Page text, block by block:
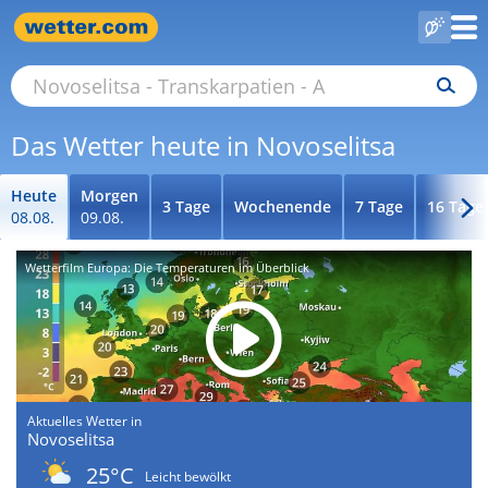
Das Wetter heute in Novoselitsa
Heute
08.08.
Morgen
09.08.
3 Tage Wochenende 7 Tage 16 Tage
Wetterfilm Europa: Die Temperaturen im Überblick
Aktuelles Wetter in
Novoselitsa
25°C
Leicht bewölkt